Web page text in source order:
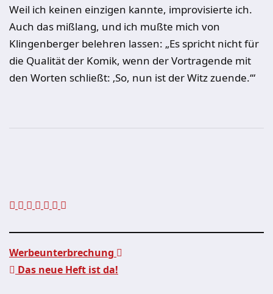
Weil ich keinen einzigen kannte, improvisierte ich.
Auch das mißlang, und ich mußte mich von
Klingenberger belehren lassen: „Es spricht nicht für
die Qualität der Komik, wenn der Vortragende mit
den Worten schließt: ‚So, nun ist der Witz zuende.‘“
Werbeunterbrechung
Das neue Heft ist da!